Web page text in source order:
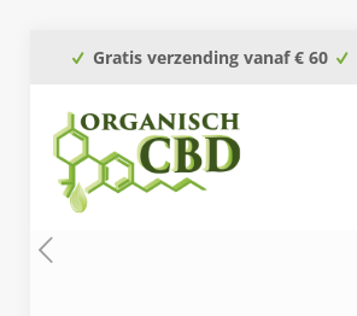
Gratis verzending vanaf € 60